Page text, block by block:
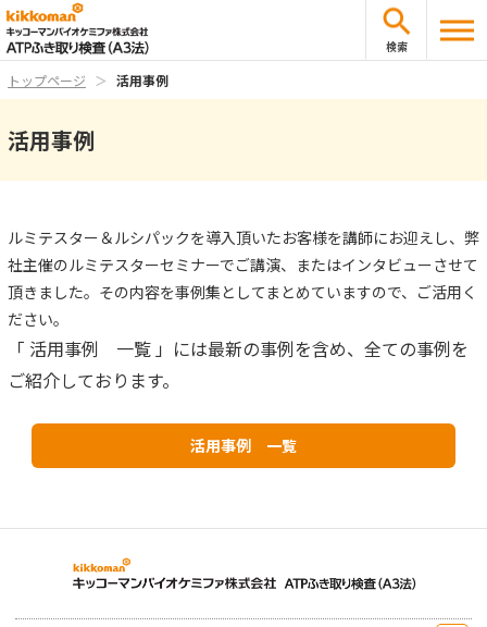
検索
トップページ 活用事例
活用事例
ルミテスター＆ルシパックを導入頂いたお客様を講師にお迎えし、弊
社主催のルミテスターセミナーでご講演、またはインタビューさせて
頂きました。その内容を事例集としてまとめていますので、ご活用く
ださい。
「 活用事例 一覧 」には最新の事例を含め、全ての事例を
ご紹介しております。
活用事例 一覧